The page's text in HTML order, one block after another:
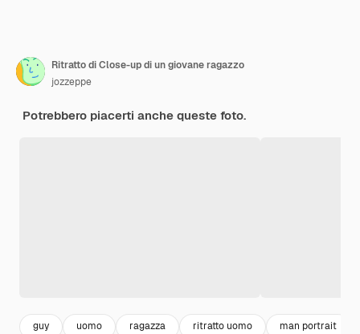
Ritratto di Close-up di un giovane ragazzo
jozzeppe
Potrebbero piacerti anche queste foto.
guy uomo ragazza ritratto uomo man portrait